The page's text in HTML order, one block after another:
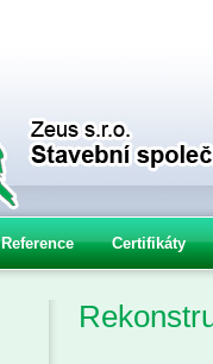
Reference Certifikáty